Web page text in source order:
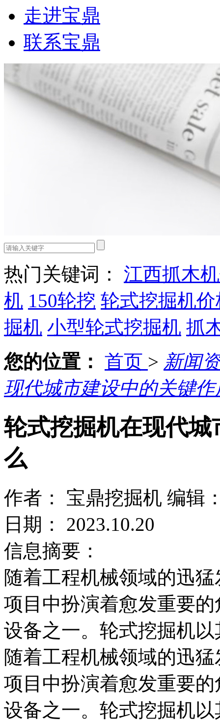
走进宝鼎
联系宝鼎
热门关键词： 江西抓木
机 150轮挖 轮式挖掘机
掘机 小型轮式挖掘机 抓
您的位置： 首页 > 新闻
现代城市建设中的关键
轮式挖掘机在现代
么
作者： 宝鼎挖掘机 编辑
日期： 2023.10.20
信息摘要：
随着工程机械领域的迅
项目中扮演着愈发重要
设备之一。轮式挖掘机
随着工程机械领域的迅
项目中扮演着愈发重要
设备之一。轮式挖掘机